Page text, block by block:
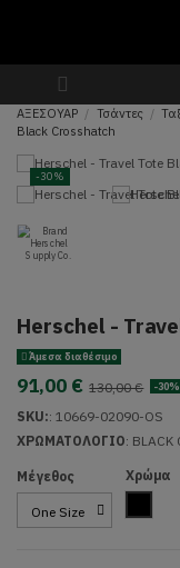
ΑΞΕΣΟΥΑΡ Τσάντες
Black Crosshatch
-30%
Herschel -
Άμεσα διαθέσιμο
91,00 € 130,00 € -30%
SKU:: 10669-02090-OS
ΧΡΩΜΑΤΟΛΟΓΙΟ: BLACK
Μέγεθος
Χρώμα